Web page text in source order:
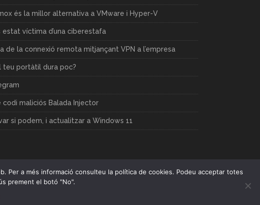
és la millor alternativa a VMware i Hyper-V
estat víctima d’una ciberestafa
de la connexió remota mitjançant VPN a l’empresa
teu portàtil dura poc?
codi maliciós Balada Injector
si podem, i actualitzar a Windows 11
Per a més informació consulteu la política de cookies. Podeu acceptar totes
prement el botó "No".